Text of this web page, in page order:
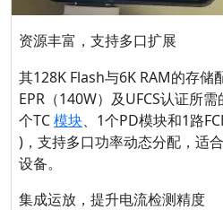
资源丰富，支持多口扩展
其128K Flash与6K RAM的存储
EPR（140W）及UFCS认证所
个TC模块、1个PD模块和1路
)，支持多口功率动态分配，适
设备。
集成运放，提升电流检测精度